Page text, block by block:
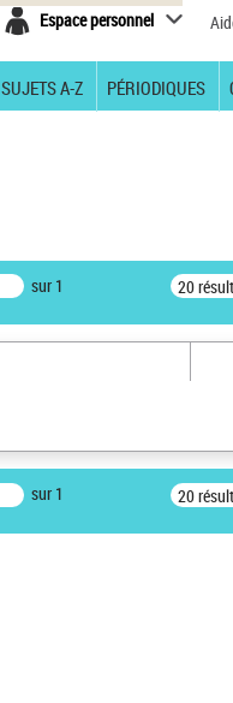
Espace personnel
SUJETS A-Z PÉRIODIQUES
sur 1 20
sur 1 20